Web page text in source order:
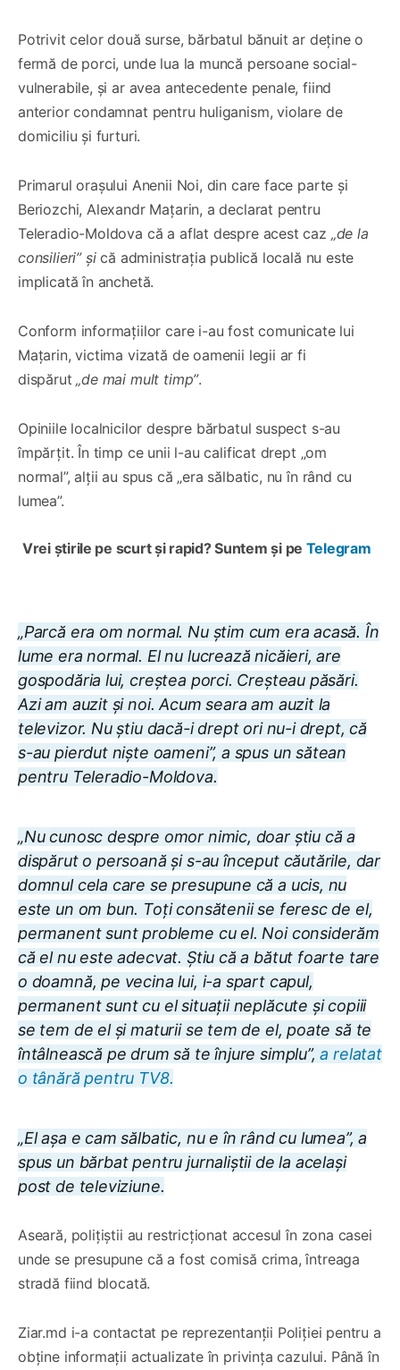
Potrivit celor două surse, bărbatul bănuit ar deține o
fermă de porci, unde lua la muncă persoane social-
vulnerabile, și ar avea antecedente penale, fiind
anterior condamnat pentru huliganism, violare de
domiciliu și furturi.
Primarul orașului Anenii Noi, din care face parte și
Beriozchi, Alexandr Mațarin, a declarat pentru
Teleradio-Moldova că a aflat despre acest caz „de la
consilieri” șică administrația publică locală nu este
implicată în anchetă.
Conform informațiilor care i-au fost comunicate lui
Mațarin, victima vizată de oamenii legii ar fi
dispărut„de mai mult timp”.
Opiniile localnicilor despre bărbatul suspect s-au
împărțit. În timp ce unii l-au calificat drept „om
normal”, alții au spus că „era sălbatic, nu în rând cu
lumea”.
Vrei știrile pe scurt și rapid? Suntem și pe Telegram
„Parcă era om normal. Nu știm cum era acasă. În
lume era normal. El nu lucrează nicăieri, are
gospodăria lui, creștea porci. Creșteau păsări.
Azi am auzit și noi. Acum seara am auzit la
televizor. Nu știu dacă-i drept ori nu-i drept, că
s-au pierdut niște oameni”, a spus un sătean
pentru Teleradio-Moldova.
„Nu cunosc despre omor nimic, doar știu că a
dispărut o persoană și s-au început căutările, dar
domnul cela care se presupune că a ucis, nu
este un om bun. Toți consătenii se feresc de el,
permanent sunt probleme cu el. Noi considerăm
că el nu este adecvat. Știu că a bătut foarte tare
o doamnă, pe vecina lui, i-a spart capul,
permanent sunt cu el situații neplăcute și copiii
se tem de el și maturii se tem de el, poate să te
întâlnească pe drum să te înjure simplu”,a relatat
o tânără pentru TV8.
„El așa e cam sălbatic, nu e în rând cu lumea”, a
spus un bărbat pentru jurnaliștii de la același
post de televiziune.
Aseară, polițiștii au restricționat accesul în zona casei
unde se presupune că a fost comisă crima, întreaga
stradă fiind blocată.
Ziar.md i-a contactat pe reprezentanții Poliției pentru a
obține informații actualizate în privința cazului. Până în